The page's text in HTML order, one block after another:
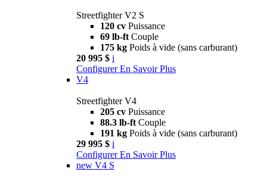
Streetfighter V2 S
120 cv Puissance
69 lb-ft Couple
175 kg Poids à vide (sans carburant)
20 995 $ i
Configurer En Savoir Plus
V4
Streetfighter V4
205 cv Puissance
88.3 lb-ft Couple
191 kg Poids à vide (sans carburant)
29 995 $ i
Configurer En Savoir Plus
new V4 S